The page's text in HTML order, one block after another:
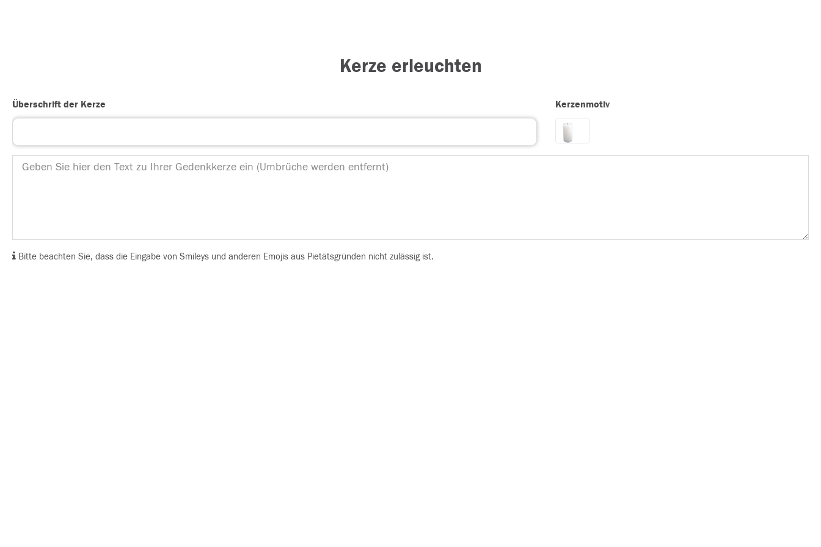
Kerze erleuchten
Überschrift der Kerze Kerzenmotiv
Bitte beachten Sie, dass die Eingabe von Smileys und anderen Emojis aus Pietätsgründen nicht zulässig ist.